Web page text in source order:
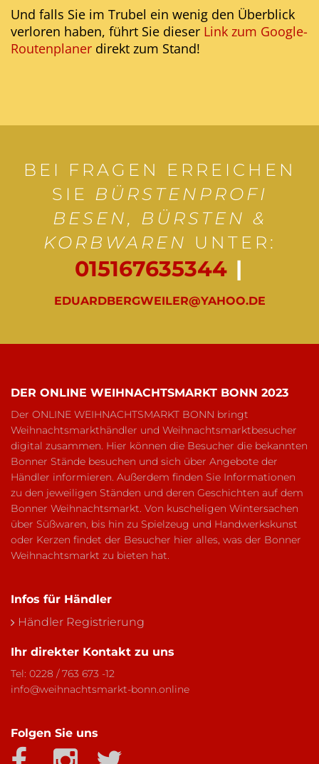
Und falls Sie im Trubel ein wenig den Überblick
verloren haben, führt Sie dieser Link zum Google-
Routenplaner direkt zum Stand!
BEI FRAGEN ERREICHEN
SIE BÜRSTENPROFI
BESEN, BÜRSTEN &
KORBWAREN UNTER:
015167635344|
EDUARDBERGWEILER@YAHOO.DE
DER ONLINE WEIHNACHTSMARKT BONN 2023
Der ONLINE WEIHNACHTSMARKT BONN bringt
Weihnachtsmarkthändler und Weihnachtsmarktbesucher
digital zusammen. Hier können die Besucher die bekannten
Bonner Stände besuchen und sich über Angebote der
Händler informieren. Außerdem finden Sie Informationen
zu den jeweiligen Ständen und deren Geschichten auf dem
Bonner Weihnachtsmarkt. Von kuscheligen Wintersachen
über Süßwaren, bis hin zu Spielzeug und Handwerkskunst
oder Kerzen findet der Besucher hier alles, was der Bonner
Weihnachtsmarkt zu bieten hat.
Infos für Händler
Händler Registrierung
Ihr direkter Kontakt zu uns
Tel: 0228 / 763 673 -12
info@weihnachtsmarkt-bonn.online
Folgen Sie uns